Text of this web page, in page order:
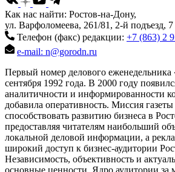
Как нас найти: Ростов-на-Дону,
ул. Варфоломеева, 261/81, 2-й подъезд,
Телефон (факс) редакции: +7 (863) 2
e-mail: n@gorodn.ru
Первый номер делового
сентября 1992 года. В 2000 году
аналитичности и информированности
добавила оперативность. Миссия
способствовать развитию бизнеса в
предоставляя читателям наибольший
локальной деловой информации, а
широкий доступ к бизнес-аудитории
Независимость, объективность и